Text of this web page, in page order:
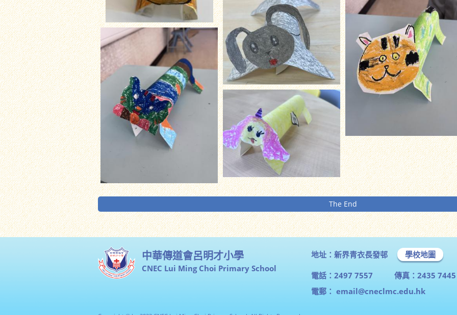
The End
中華傳道會呂明才小學
CNEC Lui Ming Choi Primary School
地址：新界青衣長發邨 學校地圖
電話：2497 7557
傳真：2435 7445
電郵： email@cneclmc.edu.hk